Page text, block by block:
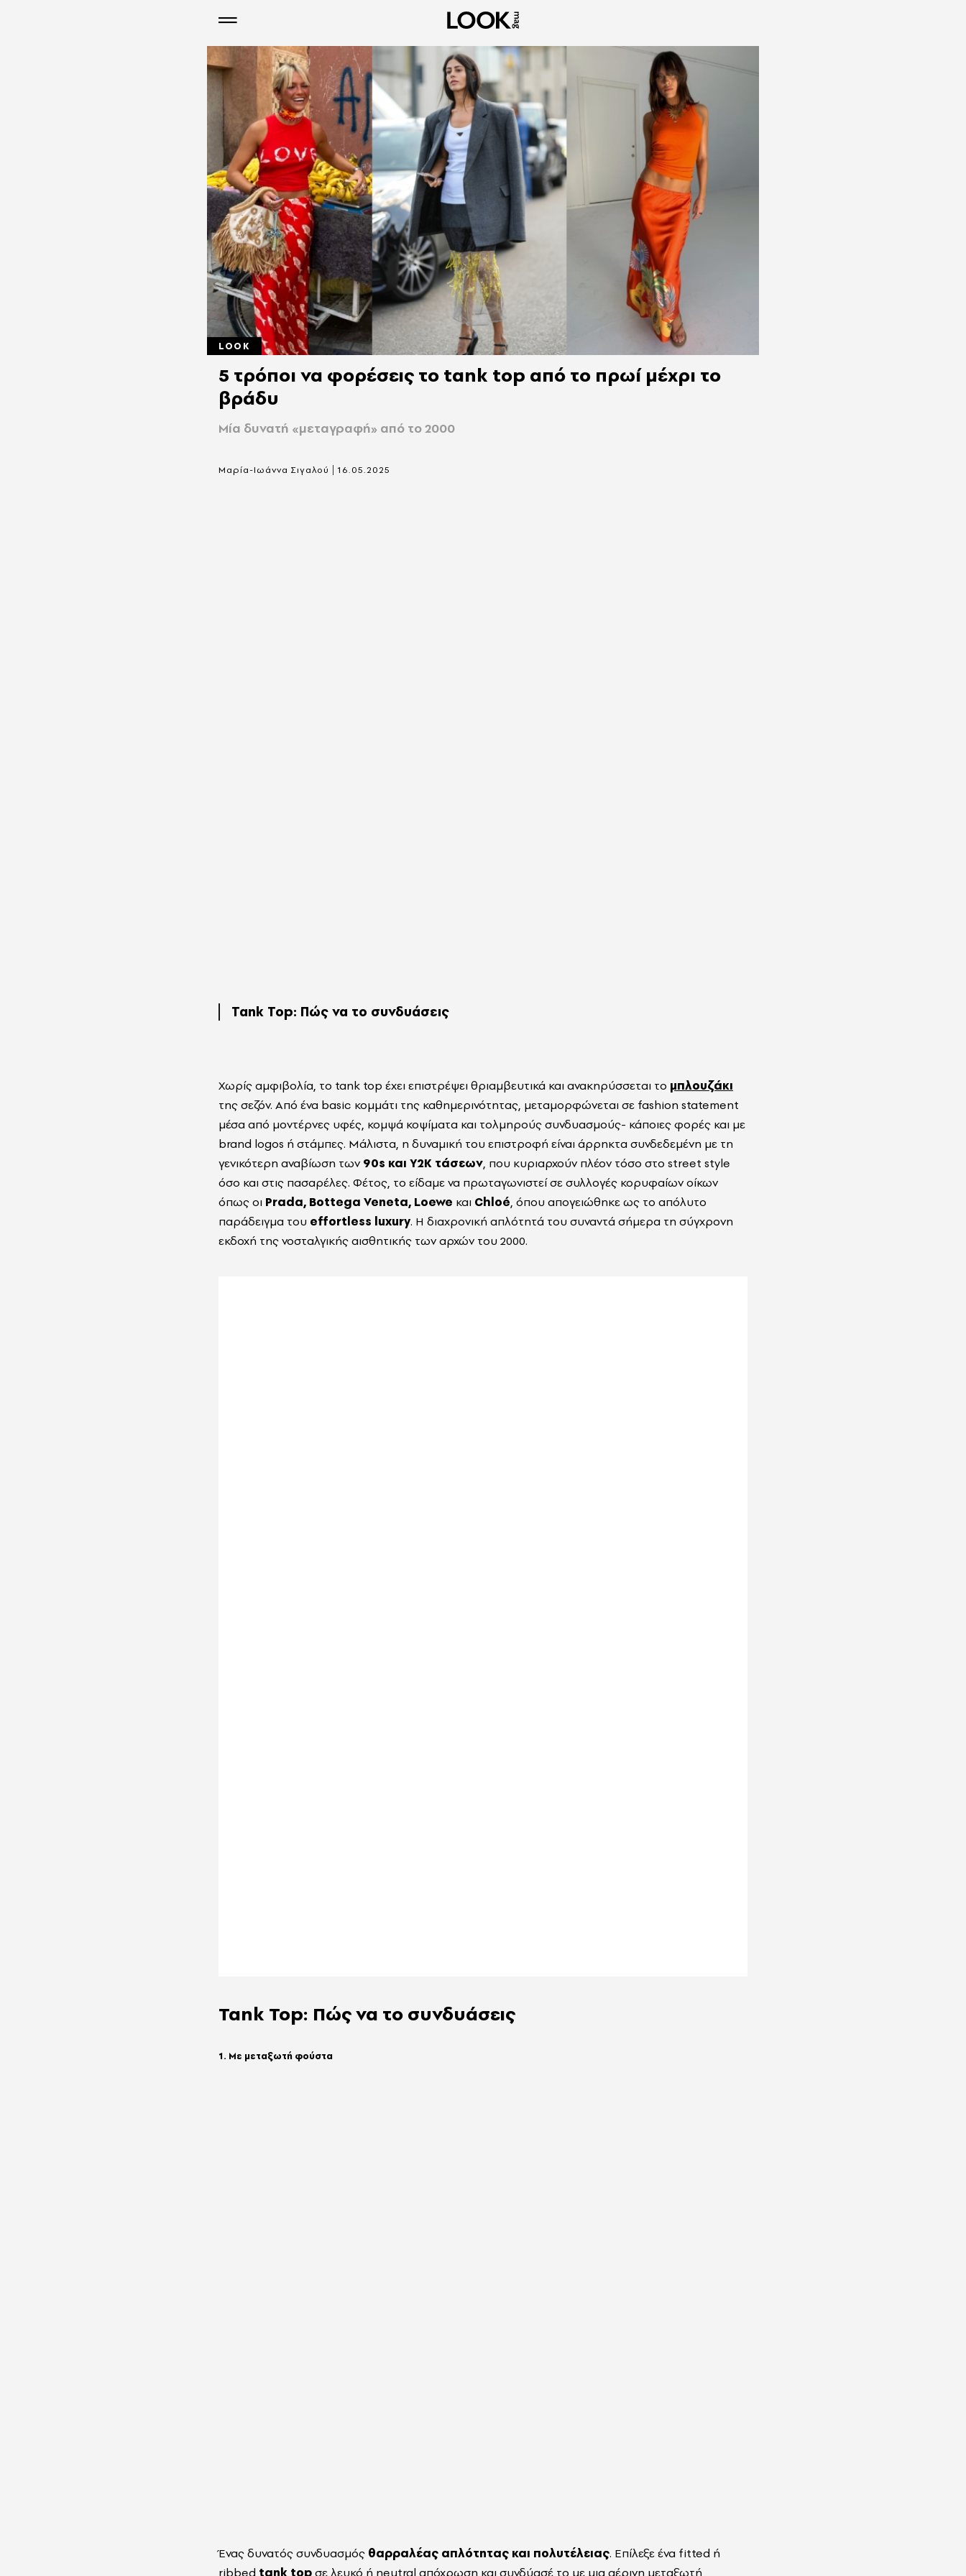
LOOK
5 τρόποι να φορέσεις το tank top από το πρωί μέχρι το
βράδυ
Μία δυνατή «μεταγραφή» από το 2000
Μαρία-Ιωάννα Σιγαλού | 16.05.2025
Tank Top: Πώς να το συνδυάσεις
Χωρίς αμφιβολία, το tank top έχει επιστρέψει θριαμβευτικά και ανακηρύσσεται το μπλουζάκι
της σεζόν. Από ένα basic κομμάτι της καθημερινότητας, μεταμορφώνεται σε fashion statement
μέσα από μοντέρνες υφές, κομψά κοψίματα και τολμηρούς συνδυασμούς- κάποιες φορές και με
brand logos ή στάμπες. Μάλιστα, η δυναμική του επιστροφή είναι άρρηκτα συνδεδεμένη με τη
γενικότερη αναβίωση των 90s και Y2K τάσεων, που κυριαρχούν πλέον τόσο στο street style
όσο και στις πασαρέλες. Φέτος, το είδαμε να πρωταγωνιστεί σε συλλογές κορυφαίων οίκων
όπως οι Prada, Bottega Veneta, Loewe και Chloé, όπου απογειώθηκε ως το απόλυτο
παράδειγμα του effortless luxury. Η διαχρονική απλότητά του συναντά σήμερα τη σύγχρονη
εκδοχή της νοσταλγικής αισθητικής των αρχών του 2000.
Tank Top: Πώς να το συνδυάσεις
1. Με μεταξωτή φούστα
Ένας δυνατός συνδυασμός θαρραλέας απλότητας και πολυτέλειας. Επίλεξε ένα fitted ή
ribbed tank topσε λευκό ή neutral απόχρωση και συνδύασέ το με μια αέρινη μεταξωτή